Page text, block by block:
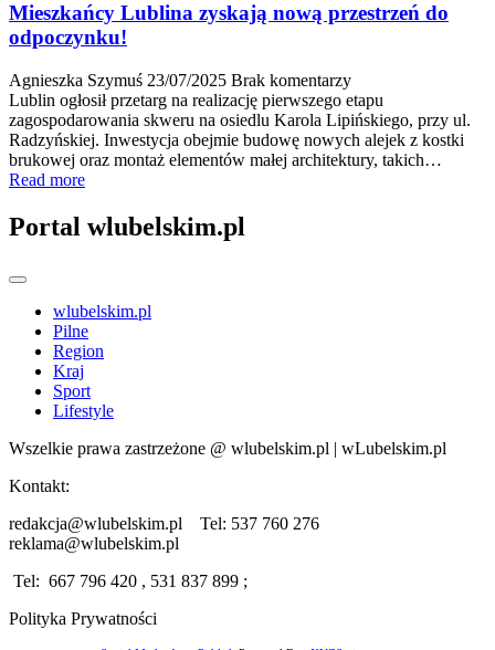
Mieszkańcy Lublina zyskają nową przestrzeń do
odpoczynku!
Agnieszka Szymuś 23/07/2025 Brak komentarzy
Lublin ogłosił przetarg na realizację pierwszego etapu
zagospodarowania skweru na osiedlu Karola Lipińskiego, przy ul.
Radzyńskiej. Inwestycja obejmie budowę nowych alejek z kostki
brukowej oraz montaż elementów małej architektury, takich…
Read more
Portal wlubelskim.pl
wlubelskim.pl
Pilne
Region
Kraj
Sport
Lifestyle
Wszelkie prawa zastrzeżone @ wlubelskim.pl | wLubelskim.pl
Kontakt:
redakcja@wlubelskim.pl Tel: 537 760 276
reklama@wlubelskim.pl
Tel: 667 796 420 , 531 837 899 ;
Polityka Prywatności